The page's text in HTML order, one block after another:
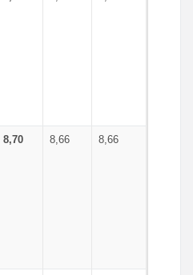
8,70 8,66 8,66